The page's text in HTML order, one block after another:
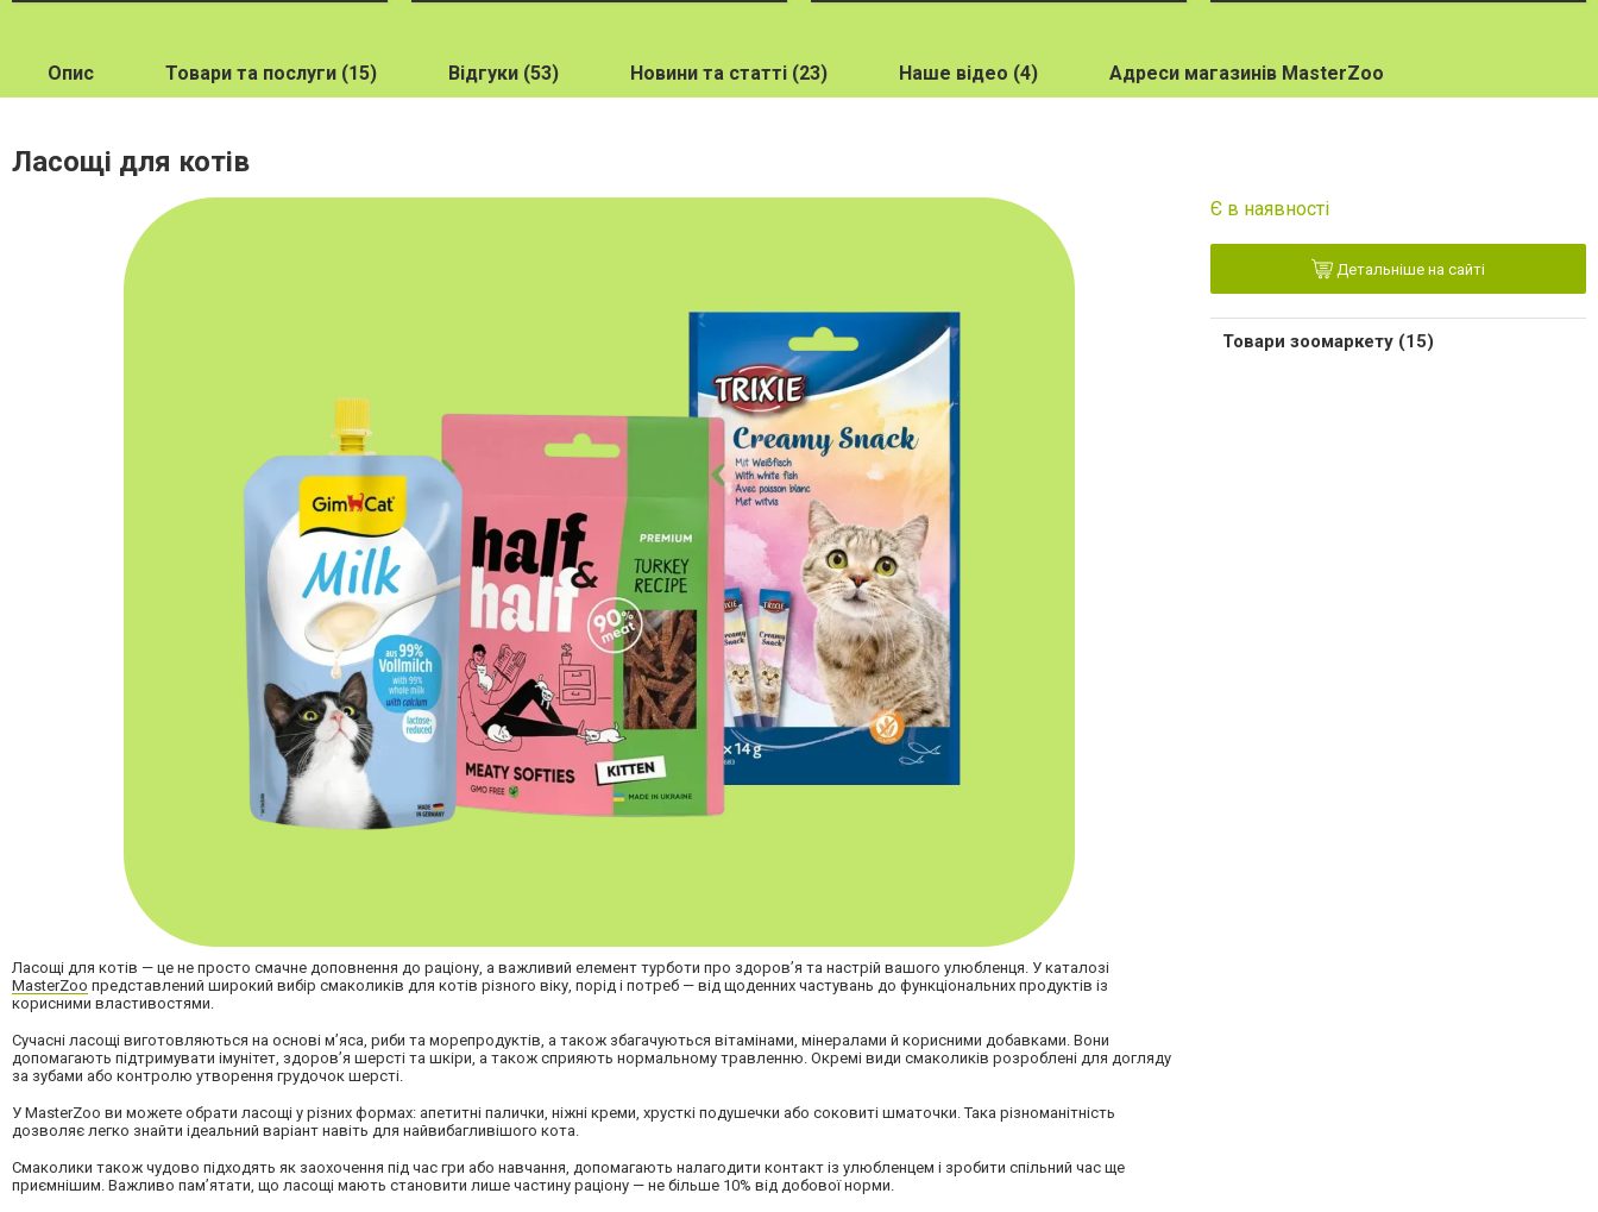
Опис Товари та послуги (15) Відгуки (53) Новини та статті (23) Наше відео (4) Адреси магазинів MasterZoo
Ласощі для котів
Ласощі для котів — це не просто смачне доповнення до раціону, а важливий елемент турботи про здоров’я та настрій вашого улюбленця. У каталозі
MasterZoo представлений широкий вибір смаколиків для котів різного віку, порід і потреб — від щоденних частувань до функціональних продуктів із
корисними властивостями.
Сучасні ласощі виготовляються на основі м’яса, риби та морепродуктів, а також збагачуються вітамінами, мінералами й корисними добавками. Вони
допомагають підтримувати імунітет, здоров’я шерсті та шкіри, а також сприяють нормальному травленню. Окремі види смаколиків розроблені для догляду
за зубами або контролю утворення грудочок шерсті.
У MasterZoo ви можете обрати ласощі у різних формах: апетитні палички, ніжні креми, хрусткі подушечки або соковиті шматочки. Така різноманітність
дозволяє легко знайти ідеальний варіант навіть для найвибагливішого кота.
Смаколики також чудово підходять як заохочення під час гри або навчання, допомагають налагодити контакт із улюбленцем і зробити спільний час ще
приємнішим. Важливо пам’ятати, що ласощі мають становити лише частину раціону — не більше 10% від добової норми.
Є в наявності
Детальніше на сайті
Товари зоомаркету (15)